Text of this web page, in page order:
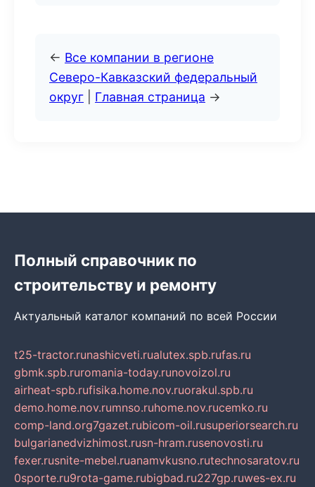
← Все компании в регионе
Северо-Кавказский федеральный
округ
Главная страница →
Полный справочник по
строительству и ремонту
Актуальный каталог компаний по всей России
t25-tractor.runashicveti.rualutex.spb.rufas.ru
gbmk.spb.ruromania-today.runovoizol.ru
airheat-spb.rufisika.home.nov.ruorakul.spb.ru
demo.home.nov.rumnso.ruhome.nov.rucemko.ru
comp-land.org7gazet.rubicom-oil.rusuperiorsearch.ru
bulgarianedvizhimost.rusn-hram.rusenovosti.ru
fexer.rusnite-mebel.ruanamvkusno.rutechnosaratov.ru
0sporte.ru9rota-game.rubigbad.ru227gp.ruwes-ex.ru